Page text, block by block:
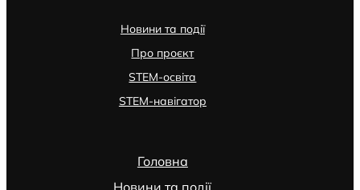
Новини та події
Про проєкт
STEM-освіта
STEM-навігатор
Головна
Новини та події